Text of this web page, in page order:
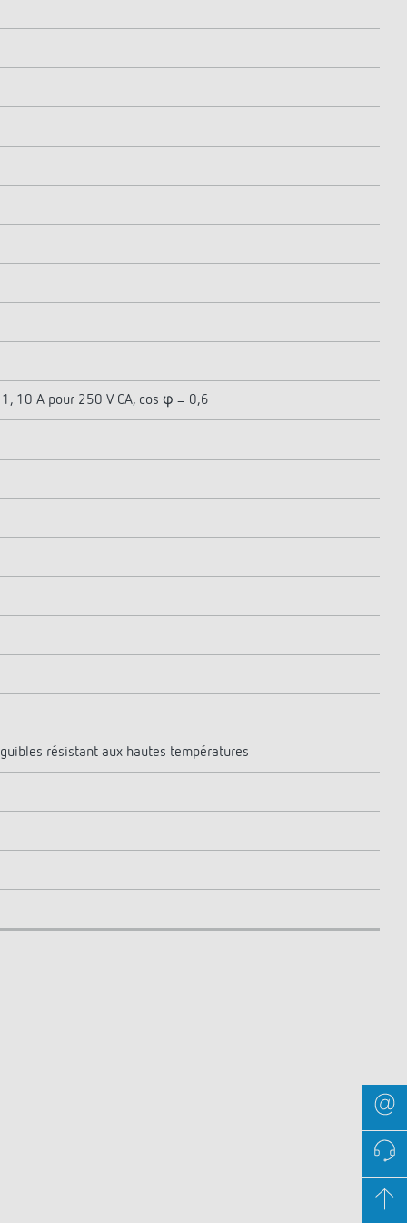
10 A pour 250 V CA, cos φ = 0,6
résistant aux hautes températures